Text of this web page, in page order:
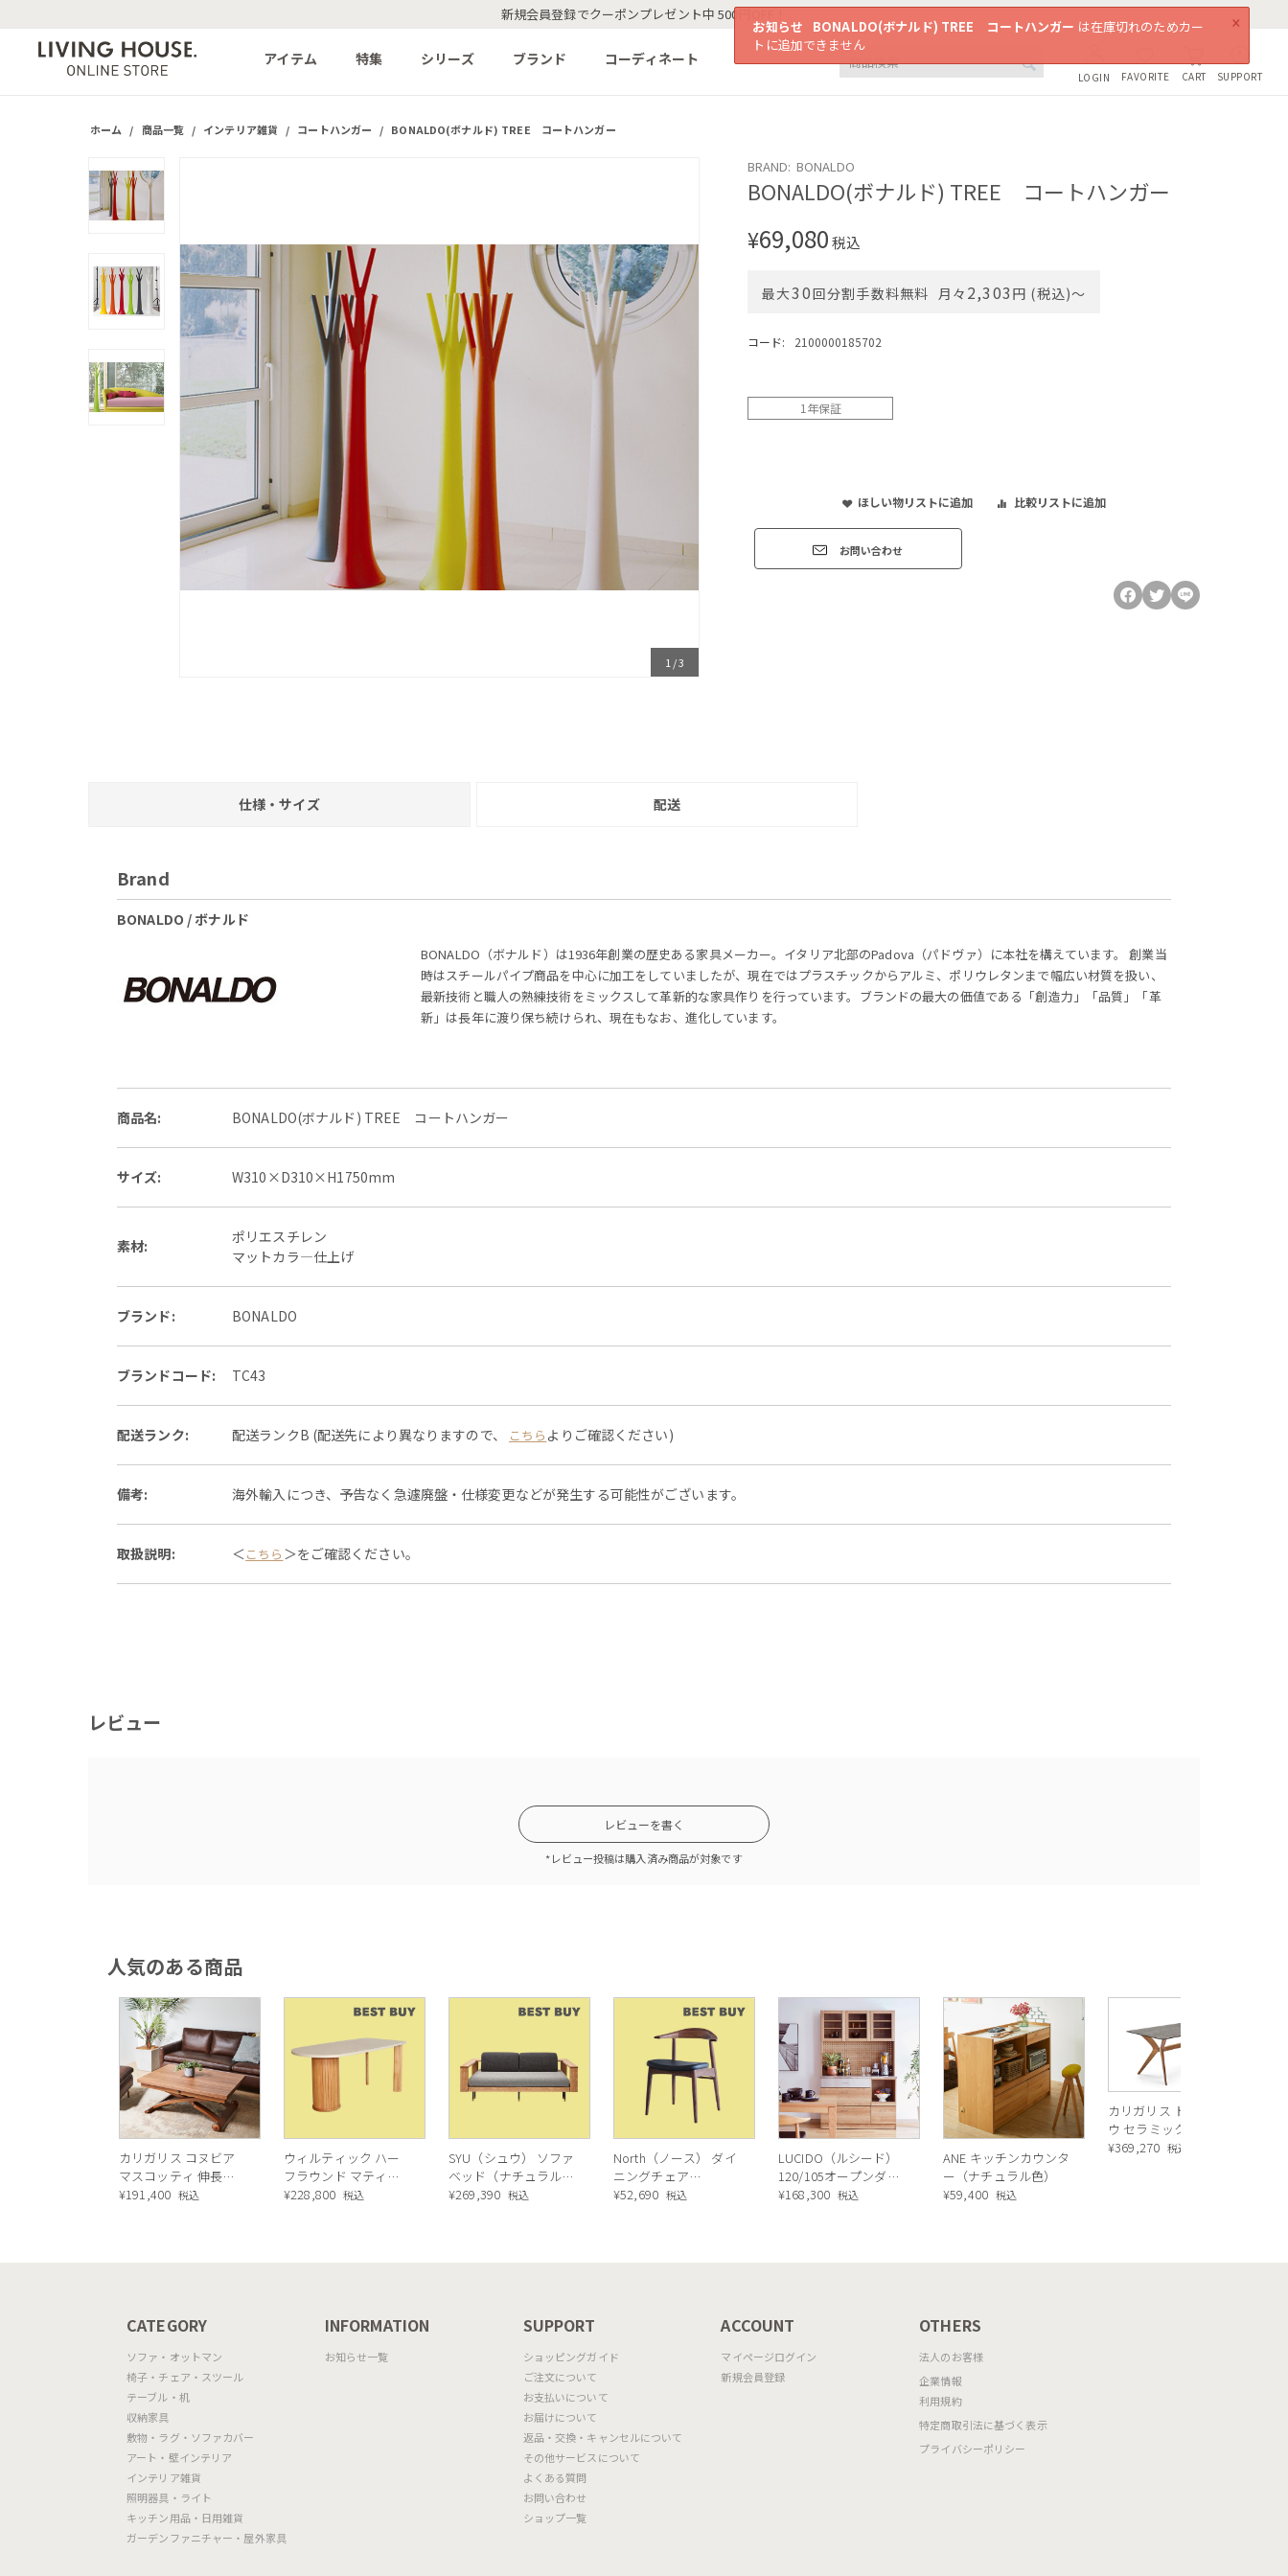
×
お知らせ BONALDO(ボナルド) TREE コートハンガー は在庫切れのためカー
トに追加できません
新規会員登録でクーポンプレゼント中 500円OFF！
アイテム 特集 シリーズ ブランド コーディネート
SUPPORT
CART
FAVORITE
LOGIN
ホーム / 商品一覧 / インテリア雑貨 / コートハンガー / BONALDO(ボナルド) TREE コートハンガー
1 /3
BRAND: BONALDO
BONALDO(ボナルド) TREE コートハンガー
¥69,080税込
最大30回分割手数料無料 月々 2,303 円 (税込)〜
コード: 2100000185702
1年保証
ほしい物リストに追加 比較リストに追加
お問い合わせ
仕様・サイズ 配送
Brand
BONALDO / ボナルド
BONALDO（ボナルド）は1936年創業の歴史ある家具メーカー。イタリア北部のPadova（パドヴァ）に本社を構えています。 創業当
時はスチールパイプ商品を中心に加工をしていましたが、現在ではプラスチックからアルミ、ポリウレタンまで幅広い材質を扱い、
最新技術と職人の熟練技術をミックスして革新的な家具作りを行っています。ブランドの最大の価値である「創造力」「品質」「革
新」は長年に渡り保ち続けられ、現在もなお、進化しています。
商品名: BONALDO(ボナルド) TREE コートハンガー
サイズ: W310×D310×H1750mm
素材:
ポリエスチレン
マットカラ―仕上げ
ブランド: BONALDO
ブランドコード: TC43
配送ランク: 配送ランクB (配送先により異なりますので、 こちら よりご確認ください)
備考: 海外輸入につき、予告なく急遽廃盤・仕様変更などが発生する可能性がございます。
取扱説明: ＜こちら ＞をご確認ください。
レビュー
レビューを書く
*レビュー投稿は購入済み商品が対象です
人気のある商品
カリガリス コヌビア
マスコッティ 伸長・
昇降式テーブル ／
¥191,400 税込
ウィルティック ハー
フラウンド マティエ
ラ塗装 ダイニングテ
¥228,800 税込
SYU（シュウ） ソファ
ベッド（ナチュラル）
190cm
¥269,390 税込
North（ノース） ダイ
ニングチェア
AC02（ウォールナッ
¥52,690 税込
LUCIDO（ルシード）
120/105オープンダイ
ニングボード ナチュ
¥168,300 税込
ANE キッチンカウンタ
ー（ナチュラル色）
¥59,400 税込
カリガリス トウキョ
ウ セラミック ダイニ
ングテーブル ／
¥369,270 税込
CATEGORY
ソファ・オットマン
椅子・チェア・スツール
テーブル・机
収納家具
敷物・ラグ・ソファカバー
アート・壁インテリア
インテリア雑貨
照明器具・ライト
キッチン用品・日用雑貨
ガーデンファニチャー・屋外家具
INFORMATION
お知らせ一覧
SUPPORT
ショッピングガイド
ご注文について
お支払いについて
お届けについて
返品・交換・キャンセルについて
その他サービスについて
よくある質問
お問い合わせ
ショップ一覧
ACCOUNT
マイページログイン
新規会員登録
OTHERS
法人のお客様
企業情報
利用規約
特定商取引法に基づく表示
プライバシーポリシー